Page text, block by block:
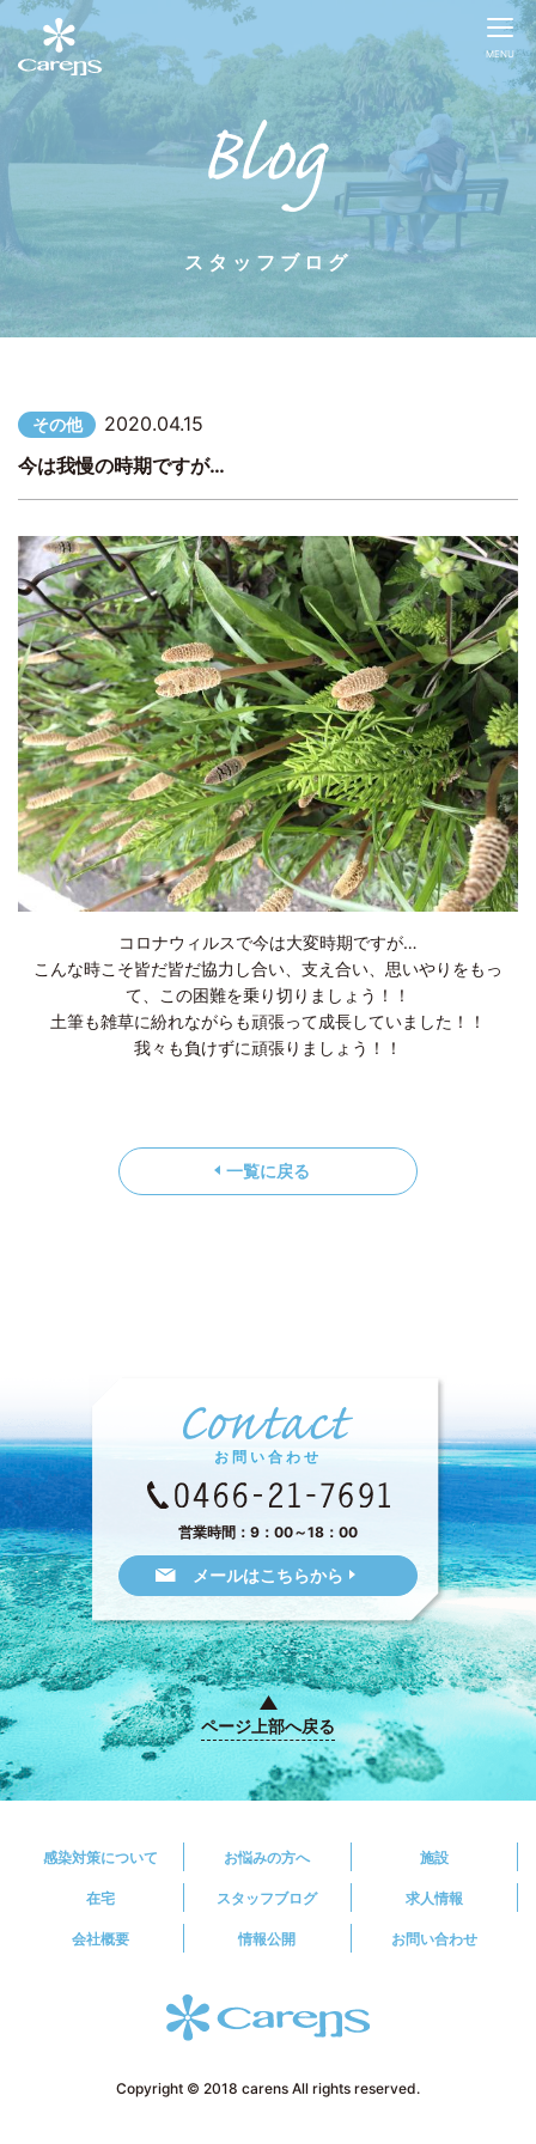
MENU
スタッフブログ
その他
2020.04.15
今は我慢の時期ですが…
コロナウィルスで今は大変時期ですが…
こんな時こそ皆だ皆だ協力し合い、支え合い、思いやりをもっ
て、この困難を乗り切りましょう！！
土筆も雑草に紛れながらも頑張って成長していました！！
我々も負けずに頑張りましょう！！
一覧に戻る
お問い合わせ
営業時間：9：00～18：00
メールはこちらから
ページ上部へ戻る
感染対策について お悩みの方へ 施設
在宅 スタッフブログ 求人情報
会社概要 情報公開 お問い合わせ
Copyright © 2018 carens All rights reserved.